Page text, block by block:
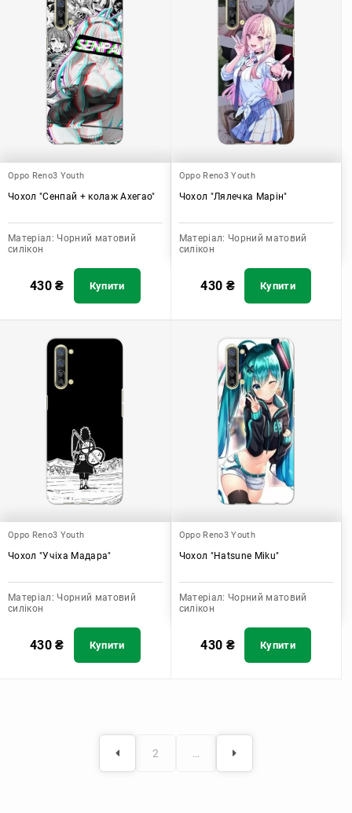
Oppo Reno3 Youth
Чохол "Сенпай + колаж Ахегао"
Матеріал: Чорний матовий
силікон
430₴ Купити
Oppo Reno3 Youth
Чохол "Лялечка Марін"
Матеріал: Чорний матовий
силікон
430 ₴ Купити
Oppo Reno3 Youth
Чохол "Учіха Мадара"
Матеріал: Чорний матовий
силікон
430₴ Купити
Oppo Reno3 Youth
Чохол "Hatsune Miku"
Матеріал: Чорний матовий
силікон
430 ₴ Купити
2 …